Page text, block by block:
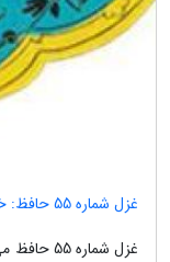
غزل شماره 55 حافظ: خم زلف تو دام کفر و دین است
غزل